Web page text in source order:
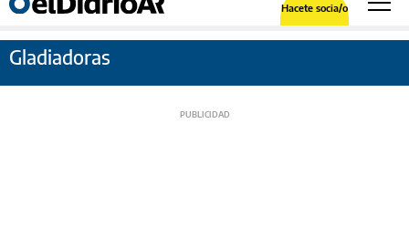
Hacete socia/o
Gladiadoras